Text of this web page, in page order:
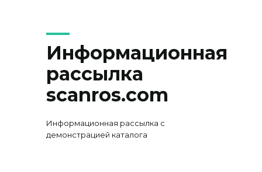
Информационная
рассылка
scanros.com
Информационная рассылка с
демонстрацией каталога